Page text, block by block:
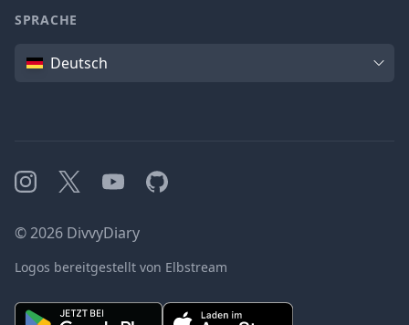
SPRACHE
SpracheDeutsch
Instagram
X YouTubeGitHub
©2026 DivvyDiary
Logos bereitgestellt von Elbstream